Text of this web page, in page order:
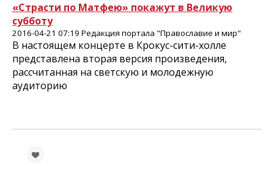
«Страсти по Матфею» покажут в Великую
субботу
2016-04-21 07:19 Редакция портала "Православие и мир"
В настоящем концерте в Крокус-сити-холле
представлена вторая версия произведения,
рассчитанная на светскую и молодежную
аудиторию